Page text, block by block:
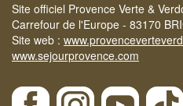
Site officiel Provence Verte &
Carrefour de l'Europe - 83170
Site web :
www.sejourprovence.com